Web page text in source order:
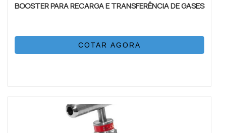
BOOSTER PARA RECARGA E TRANSFERÊNCIA DE GASES
COTAR AGORA